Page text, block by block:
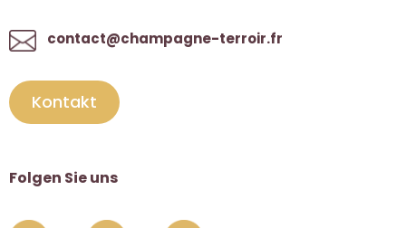
contact@champagne-terroir.fr
Kontakt
Folgen Sie uns